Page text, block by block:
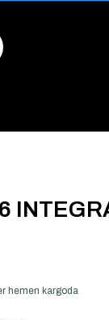
hemen kargoda